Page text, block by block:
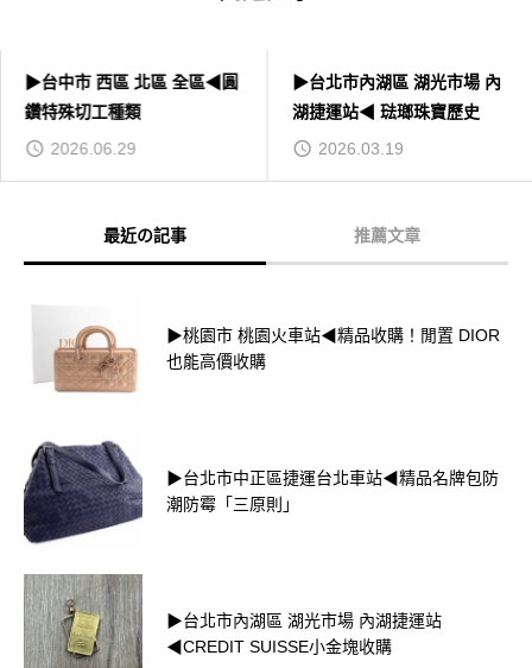
▶台中市 西區 北區 全區◀圓
鑽特殊切工種類
2026.06.29
▶台北市內湖區 湖光市場 內
湖捷運站◀ 琺瑯珠寶歷史
2026.03.19
最近の記事 推薦文章
▶桃園市 桃園火車站◀精品收購！閒置 DIOR
也能高價收購
▶台北市中正區捷運台北車站◀精品名牌包防
潮防霉「三原則」
▶台北市內湖區 湖光市場 內湖捷運站
◀CREDIT SUISSE小金塊收購